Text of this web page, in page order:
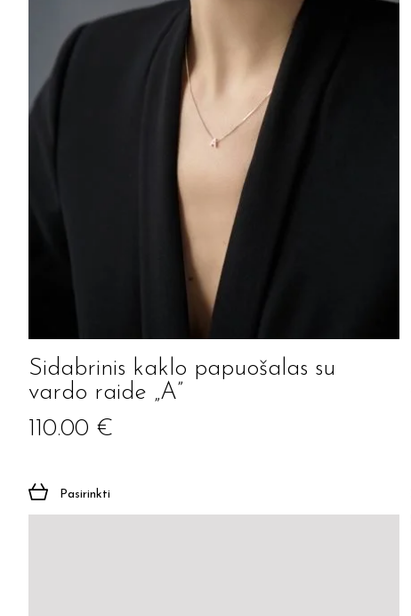
Sidabrinis kaklo papuošalas su
vardo raide „A”
110.00 €
Pasirinkti